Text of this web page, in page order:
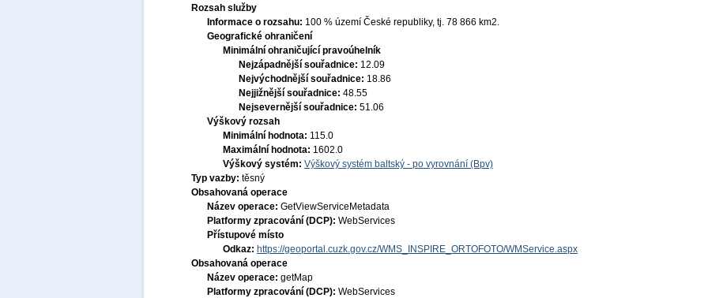
Rozsah služby
Informace o rozsahu: 100 % území České republiky, tj. 78 866 km2.
Geografické ohraničení
Minimální ohraničující pravoúhelník
Nejzápadnější souřadnice: 12.09
Nejvýchodnější souřadnice: 18.86
Nejjižnější souřadnice: 48.55
Nejsevernější souřadnice: 51.06
Výškový rozsah
Minimální hodnota: 115.0
Maximální hodnota: 1602.0
Výškový systém: Výškový systém baltský - po vyrovnání (Bpv)
Typ vazby: těsný
Obsahovaná operace
Název operace: GetViewServiceMetadata
Platformy zpracování (DCP): WebServices
Přístupové místo
Odkaz: https://geoportal.cuzk.gov.cz/WMS_INSPIRE_ORTOFOTO/WMService.aspx
Obsahovaná operace
Název operace: getMap
Platformy zpracování (DCP): WebServices